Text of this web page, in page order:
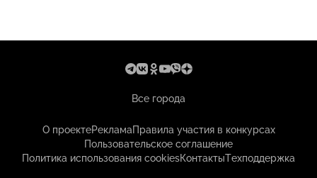
Все города
О проектеРекламаПравила участия в конкурсах
Пользовательское соглашение
Политика использования cookiesКонтактыТехподдержка